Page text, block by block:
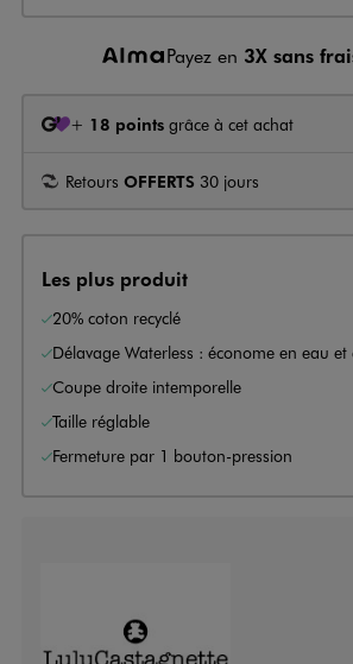
Payez en 3X sans
+ 18 points grâce à cet achat
Retours OFFERTS 30 jours
Les plus produit
20% coton recyclé
Délavage Waterless : économe en eau et
Coupe droite intemporelle
Taille réglable
Fermeture par 1 bouton-pression